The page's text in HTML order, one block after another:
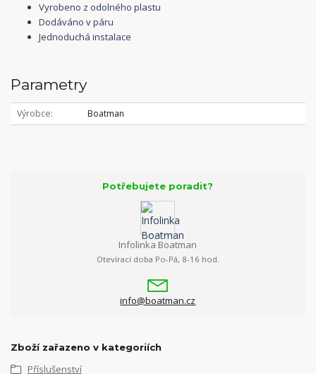
Vyrobeno z odolného plastu
Dodáváno v páru
Jednoduchá instalace
Parametry
Výrobce Boatman
Potřebujete poradit?
Infolinka Boatman
Otevírací doba Po-Pá, 8-16 hod.
info@boatman.cz
Zboží zařazeno v kategoriích
Příslušenství